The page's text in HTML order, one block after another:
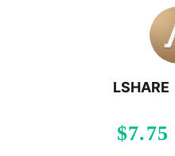
LSHARE
$7.75